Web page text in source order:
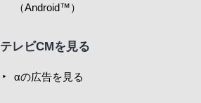
（Android™）
テレビCMを見る
αの広告を見る